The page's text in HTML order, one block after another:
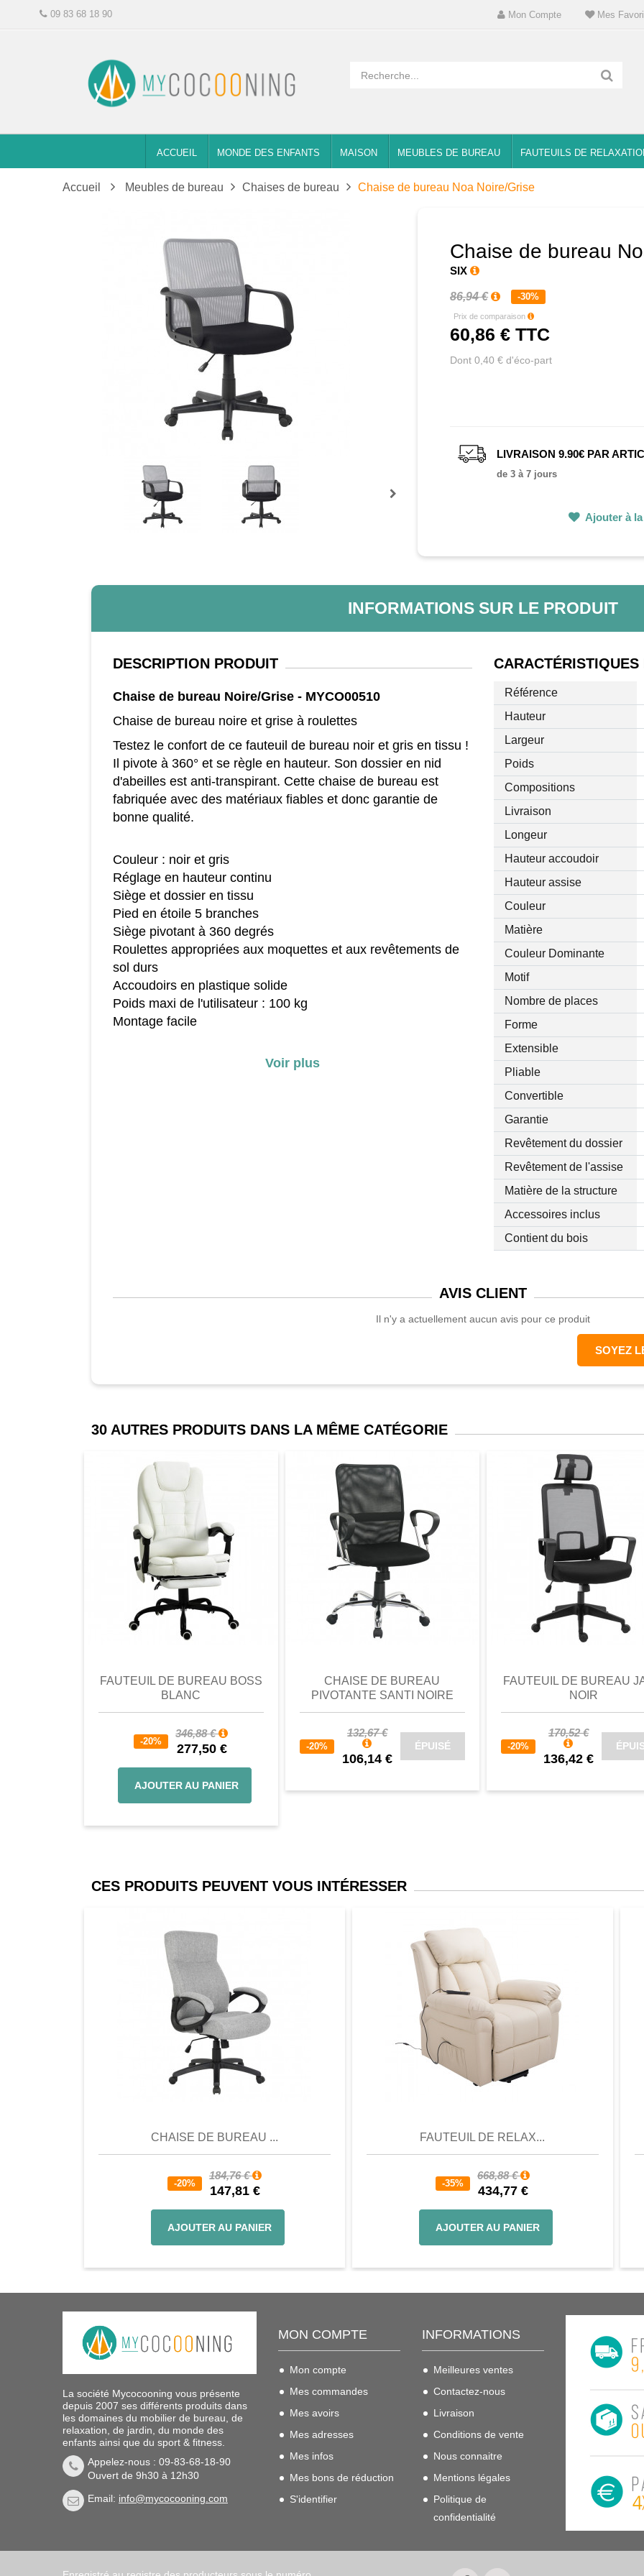
Mon Compte Mes
09 83 68 18 90
ACCUEIL MONDE DES ENFANTS MAISON MEUBLES DE BUREAU FAUTEUILS DE
Accueil Meubles de bureau Chaises de bureau Chaise de bureau Noa Noire/Grise
Chaise de bureau
SIX
86,94 € -30%
Prix de comparaison
60,86 € TTC
Dont 0,40 € d'éco-part
LIVRAISON 9.90€ PAR
de 3 à 7 jours
Ajouter à
INFORMATIONS SUR LE PRODUIT
DESCRIPTIONPRODUIT
Chaise de bureau Noire/Grise - MYCO00510
Chaise de bureau noire et grise à roulettes
Testez le confort de ce fauteuil de bureau noir et gris en tissu !
Il pivote à 360° et se règle en hauteur. Son dossier en nid
d'abeilles est anti-transpirant. Cette chaise de bureau est
fabriquée avec des matériaux fiables et donc garantie de
bonne qualité.
Couleur : noir et gris
Réglage en hauteur continu
Siège et dossier en tissu
Pied en étoile 5 branches
Siège pivotant à 360 degrés
Roulettes appropriées aux moquettes et aux revêtements de
sol durs
Accoudoirs en plastique solide
Poids maxi de l'utilisateur : 100 kg
Montage facile
Voir plus
CARACTÉRISTIQUES
Référence
Hauteur
Largeur
Poids
Compositions
Livraison
Longeur
Hauteur accoudoir
Hauteur assise
Couleur
Matière
Couleur Dominante
Motif
Nombre de places
Forme
Extensible
Pliable
Convertible
Garantie
Revêtement du dossier
Revêtement de l'assise
Matière de la structure
Accessoires inclus
Contient du bois
AVISCLIENT
Il n'y a actuellement aucun avis pour ce produit
SOYEZ
30 AUTRES PRODUITS DANS LA MÊME CATÉGORIE
FAUTEUIL DE BUREAU BOSS
BLANC
-20%
346,88 €
277,50 €
AJOUTER AU PANIER
Favori aperçu
CHAISE DE BUREAU
PIVOTANTE SANTI NOIRE
-20%
132,67 €
106,14 €
ÉPUISÉ
Favori
FAUTEUIL DE BUREAU
NOIR
-20%
170,52 €
136,42 €
Favori
CES PRODUITS PEUVENT VOUS INTÉRESSER
CHAISE DE BUREAU ...
-20%
184,76 €
147,81 €
AJOUTER AU PANIER
Favori
FAUTEUIL DE RELAX...
-35%
668,88 €
434,77 €
AJOUTER AU PANIER
Favori
La société Mycocooning vous présente
depuis 2007 ses différents produits dans
les domaines du mobilier de bureau, de
relaxation, de jardin, du monde des
enfants ainsi que du sport & fitness.
Appelez-nous : 09-83-68-18-90
Ouvert de 9h30 à 12h30
Email: info@mycocooning.com
MON COMPTE
Mon compte
Mes commandes
Mes avoirs
Mes adresses
Mes infos
Mes bons de réduction
S'identifier
INFORMATIONS
Meilleures ventes
Contactez-nous
Livraison
Conditions de vente
Nous connaitre
Mentions légales
Politique de
confidentialité